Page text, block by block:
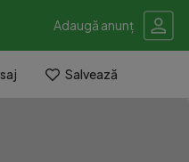
Adaugă anunț
Salvează